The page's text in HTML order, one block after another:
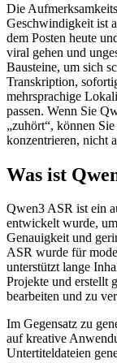
Die
Geschwindigkeit ist
dem Posten heute
viral gehen und
Bausteine, um sich
Transkription,
mehrsprachige
passen. Wenn Sie
„zuhört“, können
konzentrieren, nicht
Was ist
Qwen3 ASR ist ein
entwickelt wurde,
Genauigkeit und
ASR wurde für
unterstützt lange
Projekte und erstellt
bearbeiten und zu
Im Gegensatz zu
auf kreative
Untertiteldateien